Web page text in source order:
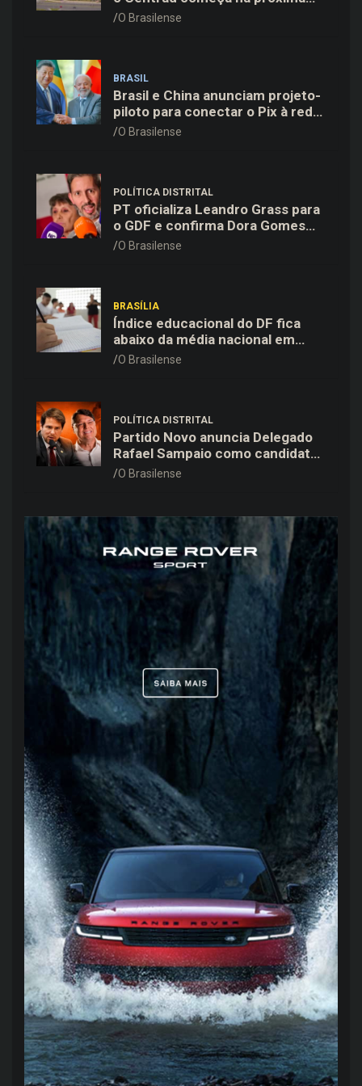
semana, anuncia Celina Leão
O Brasilense
BRASIL
Brasil e China anunciam projeto-
piloto para conectar o Pix à rede
de pagamentos chinesa
O Brasilense
POLÍTICA DISTRITAL
PT oficializa Leandro Grass para
o GDF e confirma Dora Gomes
como vice na chapa majoritária
O Brasilense
BRASÍLIA
Índice educacional do DF fica
abaixo da média nacional em
todas as etapas de ensino,
O Brasilense
POLÍTICA DISTRITAL
Partido Novo anuncia Delegado
Rafael Sampaio como candidato
a vice-governador na chapa de
O Brasilense